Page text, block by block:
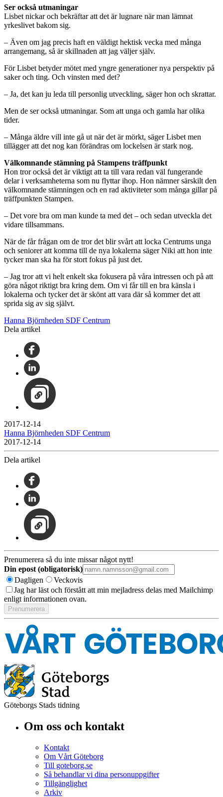
Ser också utmaningar
Lisbet nickar och bekräftar att det är lugnare när man lämnat
yrkeslivet bakom sig.
– Även om jag precis haft en väldigt hektisk vecka med många
arrangemang, så är skillnaden att jag väljer själv.
För Lisbet betyder mötet med yngre generationer nya perspektiv på
saker och ting. Och vinsten med det?
– Ja, det kan ju leda till personlig utveckling, säger hon och skrattar.
Men de ser också utmaningar. Som att unga och gamla har olika
tider.
– Många äldre vill inte gå ut när det är mörkt, säger Lisbet men
tillägger att det nog kan förändras om lockelsen är stark nog.
Välkomnande stämning på Stampens träffpunkt
Hon tror också det är viktigt att ta till vara redan väl fungerande
delar i verksamheterna som nu flyttar ihop. Hon nämner särskilt den
välkomnande stämningen och en rad aktiviteter som många gillar på
träffpunkten Stampen.
– Det vore bra om man kunde ta med det – och sedan utveckla det
vidare tillsammans.
När de får frågan om de tror det blir svårt att locka Centrums unga
och seniorer att komma till de nya lokalerna säger Niki att hon inte
tycker man ska ha för stort fokus på just det.
– Jag tror att vi helt enkelt ska fokusera på våra intressen och på att
göra något riktigt bra kring dem. Om vi får till en bra känsla i
lokalerna och tycker det är skönt att vara där så kommer det att
sprida sig av sig självt.
Hanna Björnheden SDF Centrum
Dela artikel
2017-12-14
Hanna Björnheden SDF Centrum
2017-12-14
Dela artikel
Prenumerera så du inte missar något nytt!
Din epost (obligatorisk)
Dagligen
Veckovis
Jag har läst och förstått att min mejladress delas med Mailchimp
enligt informationen ovan.
Göteborgs Stads tidning
Om oss och kontakt
Kontakt
Om Vårt Göteborg
Till goteborg.se
Så behandlar vi dina personuppgifter
Tillgänglighet
Arkiv